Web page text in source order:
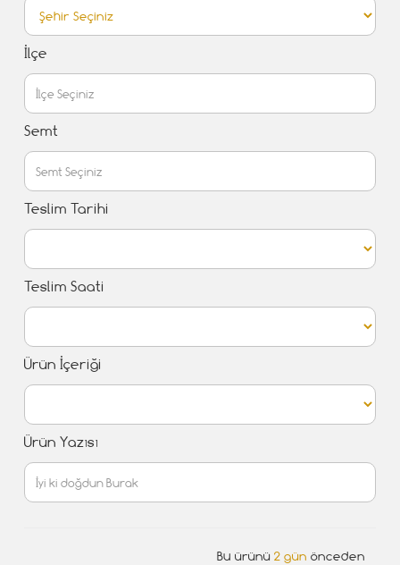
İlçe
Semt
Teslim Tarihi
Teslim Saati
Ürün İçeriği
Ürün Yazısı
Bu ürünü 2 gün önceden